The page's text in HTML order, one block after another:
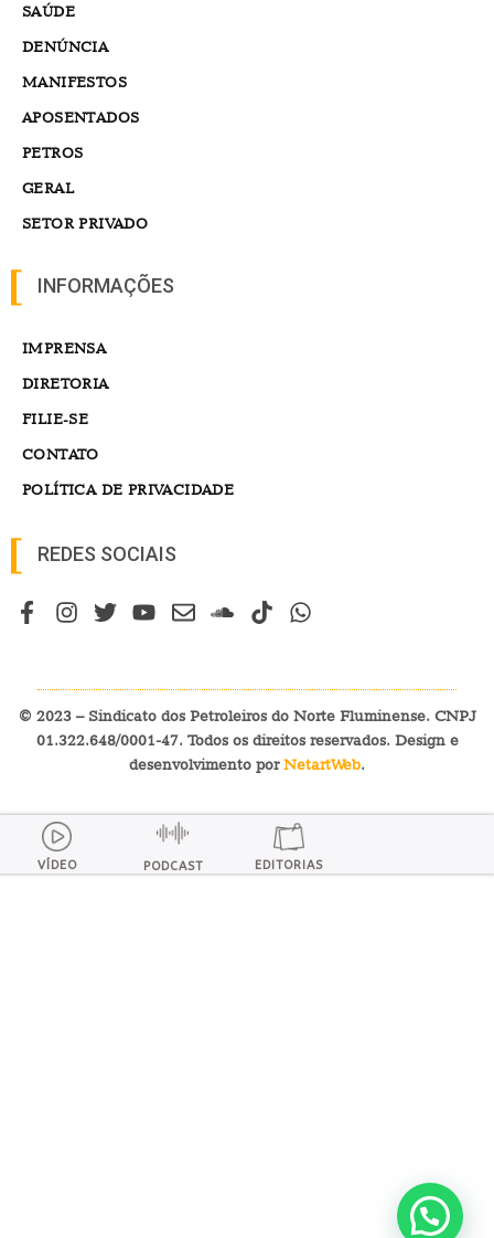
SAÚDE
DENÚNCIA
MANIFESTOS
APOSENTADOS
PETROS
GERAL
SETOR PRIVADO
INFORMAÇÕES
IMPRENSA
DIRETORIA
FILIE-SE
CONTATO
POLÍTICA DE PRIVACIDADE
REDES SOCIAIS
© 2023 – Sindicato dos Petroleiros do Norte Fluminense. CNPJ
01.322.648/0001-47. Todos os direitos reservados. Design e
desenvolvimento porNetartWeb.
VÍDEO PODCAST EDITORIAS